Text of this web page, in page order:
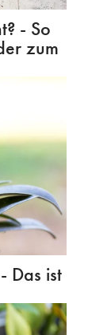
- So
zum
Das ist